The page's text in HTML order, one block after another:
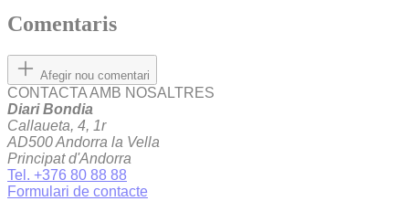
Comentaris
Afegir nou comentari
CONTACTA AMB NOSALTRES
Diari Bondia
Callaueta, 4, 1r
AD500 Andorra la Vella
Principat d'Andorra
Tel. +376 80 88 88
Formulari de contacte